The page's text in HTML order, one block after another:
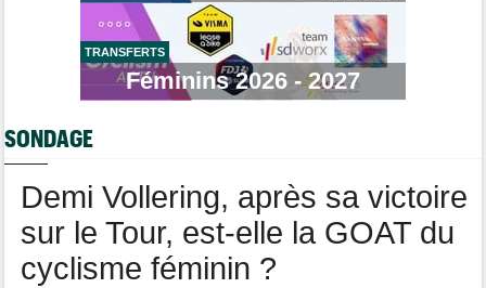
Lotto-Intermarché a fait passer pro trois jeunes de sa formation
Transfert
Joe Blackmore devrait signer chez une armada du WorldTour
Tour d'Espagne
TRANSFERTS
Féminins 2026 - 2027
SONDAGE
Demi Vollering, après sa victoire
sur le Tour, est-elle la GOAT du
cyclisme féminin ?